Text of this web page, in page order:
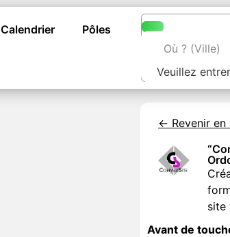
Calendrier Pôles
Veuillez
<- Revenir en
site
Avant de